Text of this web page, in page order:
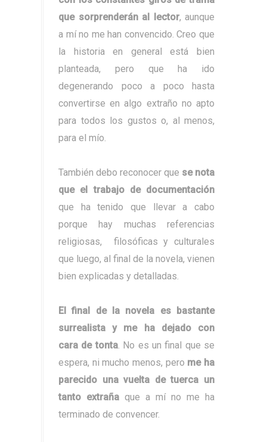
que sorprenderán al lector, aunque
a mí no me han convencido. Creo que
la historia en general está bien
planteada, pero que ha ido
degenerando poco a poco hasta
convertirse en algo extraño no apto
para todos los gustos o, al menos,
para el mío.
También debo reconocer que se nota
que el trabajo de documentación
que ha tenido que llevar a cabo
porque hay muchas referencias
religiosas, filosóficas y culturales
que luego, al final de la novela, vienen
bien explicadas y detalladas.
El final de la novela es bastante
surrealista y me ha dejado con
cara de tonta. No es un final que se
espera, ni mucho menos, pero me ha
parecido una vuelta de tuerca un
tanto extraña que a mí no me ha
terminado de convencer.